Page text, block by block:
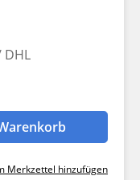
Merkzettel hinzufügen